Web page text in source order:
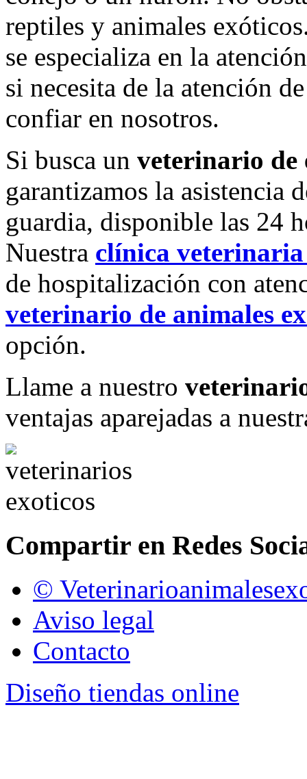
reptiles y animales
se especializa en la
si necesita de la atención
confiar en nosotros.
Si busca un veterinario de
garantizamos la asistencia
guardia, disponible las 24
Nuestra clínica
de hospitalización con
veterinario de animales
opción.
Llame a nuestro
ventajas aparejadas a
Compartir en Redes
©
Aviso legal
Contacto
Diseño tiendas online